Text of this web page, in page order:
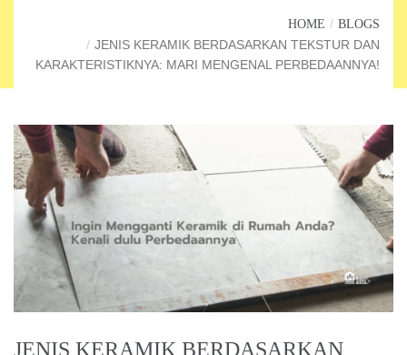
HOME BLOGS
JENIS KERAMIK BERDASARKAN TEKSTUR DAN
KARAKTERISTIKNYA: MARI MENGENAL PERBEDAANNYA!
JENIS KERAMIK BERDASARKAN